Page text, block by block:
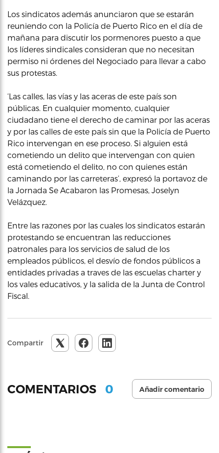
Los sindicatos además anunciaron que se estarán
reuniendo con la Policía de Puerto Rico en el día de
mañana para discutir los pormenores puesto a que
los líderes sindicales consideran que no necesitan
permiso ni órdenes del Negociado para llevar a cabo
sus protestas.
‘Las calles, las vías y las aceras de este país son
públicas. En cualquier momento, cualquier
ciudadano tiene el derecho de caminar por las aceras
y por las calles de este país sin que la Policía de Puerto
Rico intervengan en ese proceso. Si alguien está
cometiendo un delito que intervengan con quien
está cometiendo el delito, no con quienes están
caminando por las carreteras’, expresó la portavoz de
la Jornada Se Acabaron las Promesas, Joselyn
Velázquez.
Entre las razones por las cuales los sindicatos estarán
protestando se encuentran las reducciones
patronales para los servicios de salud de los
empleados públicos, el desvío de fondos públicos a
entidades privadas a traves de las escuelas charter y
los vales educativos, y la salida de la Junta de Control
Fiscal.
Compartir
COMENTARIOS 0 Añadir comentario